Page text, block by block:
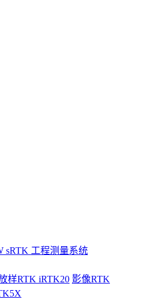
sRTK 工程测量系统
样RTK iRTK20 影像RTK